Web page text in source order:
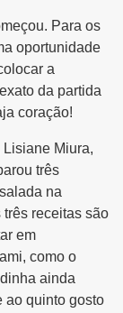
Para os
oportunidade
a
da partida
coração!
Miura,
três
na
três receitas são
em
como o
ainda
ao quinto gosto